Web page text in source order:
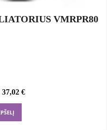
VMRPR80
Original
43,56 €.
37,02€Current